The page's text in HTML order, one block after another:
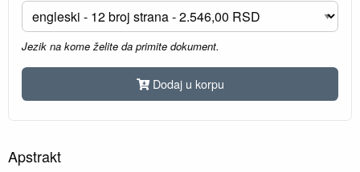
Jezik na kome želite da primite dokument.
Dodaj u korpu
Apstrakt